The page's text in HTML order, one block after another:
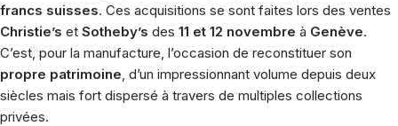
francs suisses. Ces acquisitions se sont faites lors des ventes
Christie’s et Sotheby’s des 11 et 12 novembre à Genève.
C’est, pour la manufacture, l’occasion de reconstituer son
propre patrimoine , d’un impressionnant volume depuis deux
siècles mais fort dispersé à travers de multiples collections
privées.